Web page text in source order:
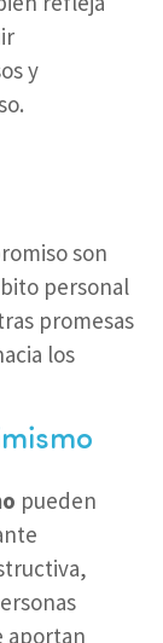
y
son
personal
promesas
los
pueden
aportan